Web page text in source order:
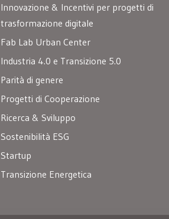
Innovazione & Incentivi per progetti di
trasformazione digitale
Fab Lab Urban Center
Industria 4.0 e Transizione 5.0
Parità di genere
Progetti di Cooperazione
Ricerca & Sviluppo
Sostenibilità ESG
Startup
Transizione Energetica